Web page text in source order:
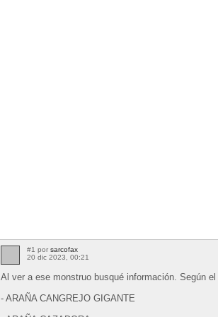
#1 por sarcofax
20 dic 2023, 00:21
Al ver a ese monstruo busqué información. Según
- ARAÑA CANGREJO GIGANTE